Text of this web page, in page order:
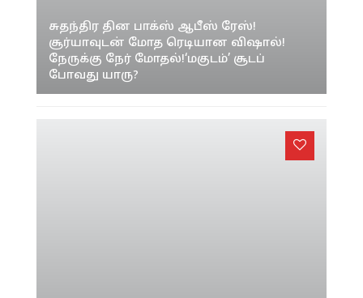
சுதந்திர தின பாக்ஸ் ஆபீஸ் ரேஸ்!
சூர்யாவுடன் மோத ரெடியான விஷால்!
நேருக்கு நேர் மோதல்!‘மகுடம்’ சூடப்
போவது யாரு?